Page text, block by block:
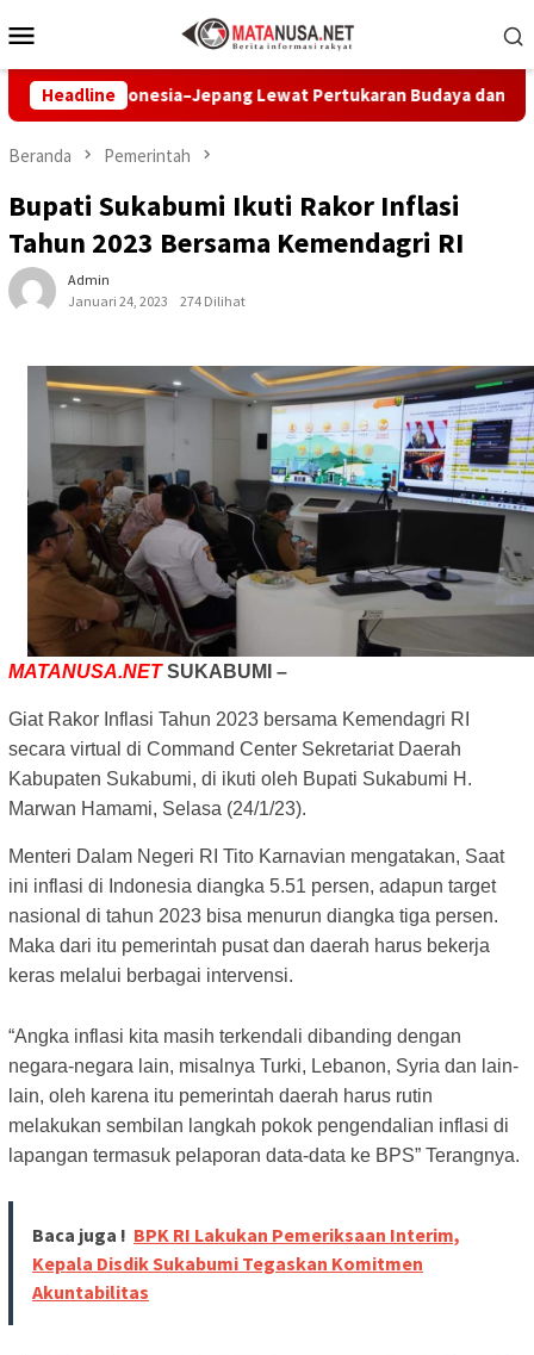
ke
Mobile
Headline Lewat Pertukaran Budaya dan Aksi Peduli
Beranda Pemerintah
Bupati Sukabumi Ikuti Rakor Inflasi
Tahun 2023 Bersama Kemendagri RI
Admin
Januari 24, 2023
274 Dilihat
MATANUSA.NETSUKABUMI –
Giat Rakor Inflasi Tahun 2023 bersama Kemendagri RI
secara virtual di Command Center Sekretariat Daerah
Kabupaten Sukabumi, di ikuti oleh Bupati Sukabumi H.
Marwan Hamami, Selasa (24/1/23).
Menteri Dalam Negeri RI Tito Karnavian mengatakan, Saat
ini inflasi di Indonesia diangka 5.51 persen, adapun target
nasional di tahun 2023 bisa menurun diangka tiga persen.
Maka dari itu pemerintah pusat dan daerah harus bekerja
keras melalui berbagai intervensi.
“Angka inflasi kita masih terkendali dibanding dengan
negara-negara lain, misalnya Turki, Lebanon, Syria dan lain-
lain, oleh karena itu pemerintah daerah harus rutin
melakukan sembilan langkah pokok pengendalian inflasi di
lapangan termasuk pelaporan data-data ke BPS” Terangnya.
Baca juga ! BPK RI Lakukan Pemeriksaan Interim,
Kepala Disdik Sukabumi Tegaskan Komitmen
Akuntabilitas